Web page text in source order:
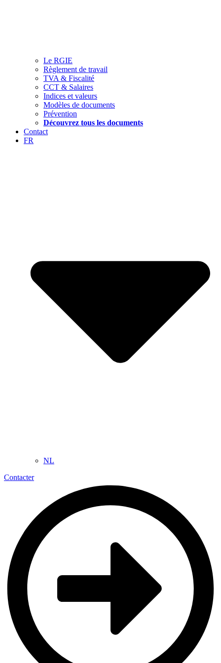
Le RGIE
Règlement de travail
TVA & Fiscalité
CCT & Salaires
Indices et valeurs
Modèles de documents
Prévention
Découvrez tous les documents
Contact
FR
NL
Contacter